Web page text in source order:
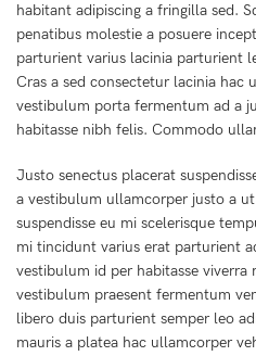
habitant adipiscing a fringilla sed.
penatibus molestie a posuere
parturient varius lacinia parturient
Cras a sed consectetur lacinia hac
vestibulum porta fermentum ad a
habitasse nibh felis. Commodo
Justo senectus placerat
a vestibulum ullamcorper justo a
suspendisse eu mi scelerisque
mi tincidunt varius erat parturient
vestibulum id per habitasse viverra
vestibulum praesent fermentum
libero duis parturient semper leo
mauris a platea hac ullamcorper